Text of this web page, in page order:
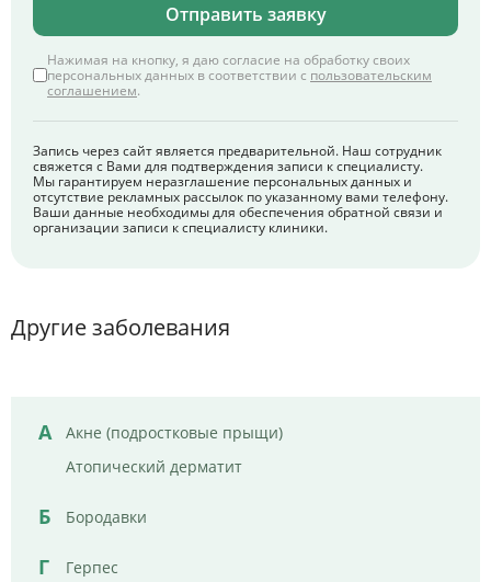
Отправить заявку
Нажимая на кнопку, я даю согласие на обработку своих
персональных данных в соответствии с пользовательским
соглашением.
Запись через сайт является предварительной. Наш сотрудник
свяжется с Вами для подтверждения записи к специалисту.
Мы гарантируем неразглашение персональных данных и
отсутствие рекламных рассылок по указанному вами телефону.
Ваши данные необходимы для обеспечения обратной связи и
организации записи к специалисту клиники.
Другие заболевания
А
Акне (подростковые прыщи)
Атопический дерматит
Б Бородавки
Г
Герпес